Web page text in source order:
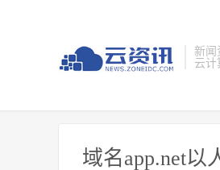
新闻
云计
域名app.net以